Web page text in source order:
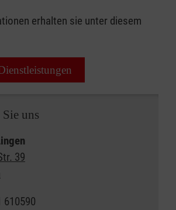
erhalten sie unter diesem
uns
39
610590